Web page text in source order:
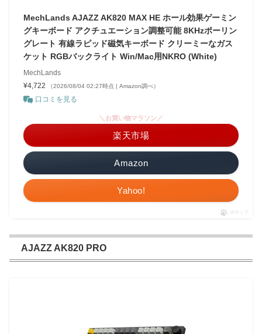
MechLands AJAZZ AK820 MAX HE ホール効果ゲーミン
グキーボード アクチュエーション調整可能 8KHzポーリン
グレート 有線ラピッド磁気キーボード クリーミーなガス
ケット RGBバックライト Win/Mac用NKRO (White)
MechLands
¥4,722
（2026/08/04 02:27時点 | Amazon調べ）
口コミを見る
Amazon
＼お買い物マラソン／
楽天市場
Yahoo!
ポチップ
AJAZZ AK820 PRO